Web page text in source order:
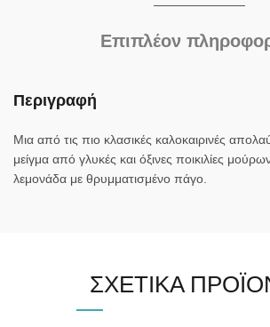
Επιπλέον
Περιγραφή
Μια από τις πιο κλασικές καλοκαιρινές
μείγμα από γλυκές και όξινες ποικιλίες
λεμονάδα με θρυμματισμένο πάγο.
ΣΧΕΤΙΚΆ